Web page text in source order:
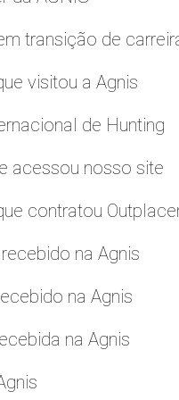
transição de
visitou a Agnis
de Hunting
acessou nosso site
contratou
na Agnis
na Agnis
na Agnis